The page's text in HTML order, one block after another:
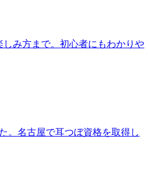
み方まで。初心者にもわかりや
。名古屋で耳つぼ資格を取得し